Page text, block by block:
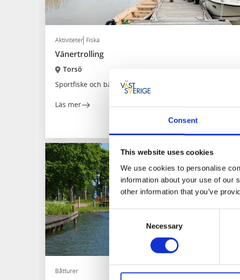
Consent
This website uses cookies
We use cookies to personalise
information about your use of our
other information that you’ve
Consent
Necessary
Aktiviteter Fiska
Vänertrolling
Torsö
Sportfiske och båtturer på Vänern
Läs mer
Båtturer